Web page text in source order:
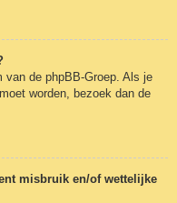
van de phpBB-Groep. Als je
worden, bezoek dan de
misbruik en/of wettelijke